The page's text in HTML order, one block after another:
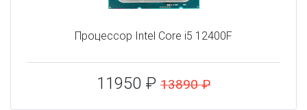
Процессор Intel Core i5 12400F
11950 ₽ 13890 ₽